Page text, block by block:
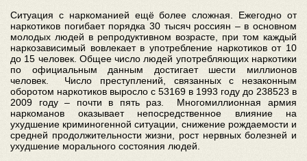
Ситуация с наркоманией ещё более сложная. Ежегодно от
наркотиков погибает порядка 30 тысяч россиян – в основном
молодых людей в репродуктивном возрасте, при том каждый
наркозависимый вовлекает в употребление наркотиков от 10
до 15 человек. Общее число людей употребляющих наркотики
по официальным данным достигает шести миллионов
человек. Число преступлений, связанных с незаконным
оборотом наркотиков выросло с 53169 в 1993 году до 238523 в
2009 году – почти в пять раз. Многомиллионная армия
наркоманов оказывает непосредственное влияние на
ухудшение криминогенной ситуации, снижение рождаемости и
средней продолжительности жизни, рост нервных болезней и
ухудшение морального состояния людей.